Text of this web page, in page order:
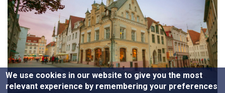
We use cookies in our website to give you the most
relevant experience by remembering your preferences